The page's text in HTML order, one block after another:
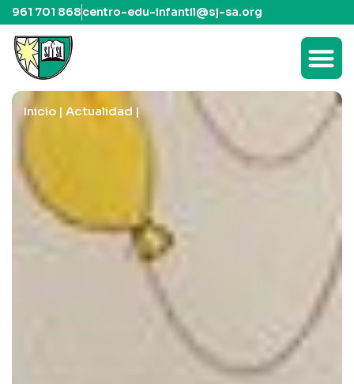
961 701 868centro-edu-infantil@sj-sa.org
Inicio | Actualidad |